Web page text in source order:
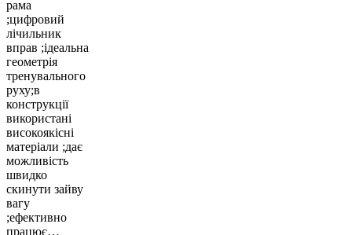
рама
;цифровий
лічильник
вправ ;ідеальна
геометрія
тренувального
руху;в
конструкції
використані
високоякісні
матеріали ;дає
можливість
швидко
скинути зайву
вагу
;ефективно
працює…